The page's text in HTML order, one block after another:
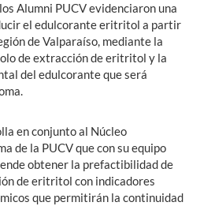
Alumni PUCV evidenciaron una
el edulcorante eritritol a partir
de Valparaíso, mediante la
de extracción de eritritol y la
del edulcorante que será
en conjunto al Núcleo
de la PUCV que con su equipo
obtener la prefactibilidad de
de eritritol con indicadores
que permitirán la continuidad